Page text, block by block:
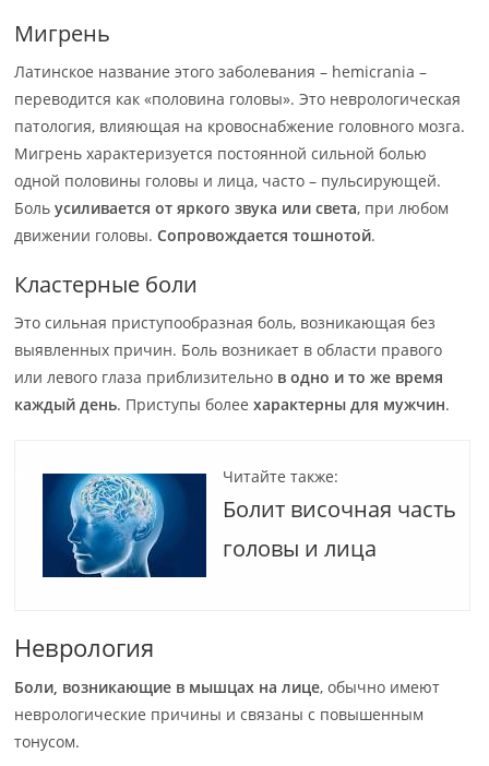
Мигрень
Латинское название этого заболевания – hemicrania –
переводится как «половина головы». Это неврологическая
патология, влияющая на кровоснабжение головного мозга.
Мигрень характеризуется постоянной сильной болью
одной половины головы и лица, часто – пульсирующей.
Больусиливается от яркого звука или света, при любом
движении головы.Сопровождается тошнотой.
Кластерные боли
Это сильная приступообразная боль, возникающая без
выявленных причин. Боль возникает в области правого
или левого глаза приблизительно в одно и то же время
каждый день. Приступы болеехарактерны для мужчин.
Читайте также:
Болит височная часть
головы и лица
Неврология
Боли, возникающие в мышцах на лице, обычно имеют
неврологические причины и связаны с повышенным
тонусом.